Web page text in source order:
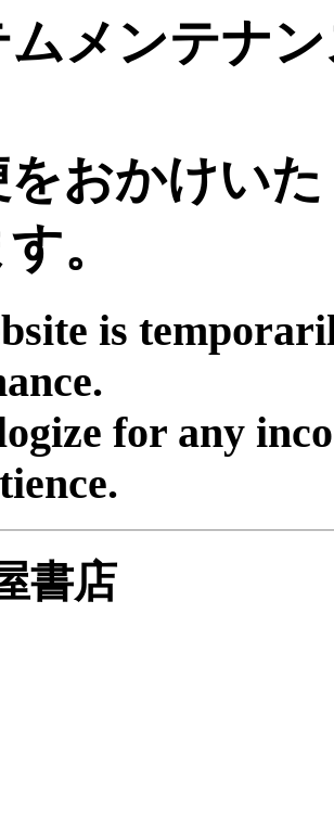
ムメンテナ
をおかけい
。
is
for any
書店